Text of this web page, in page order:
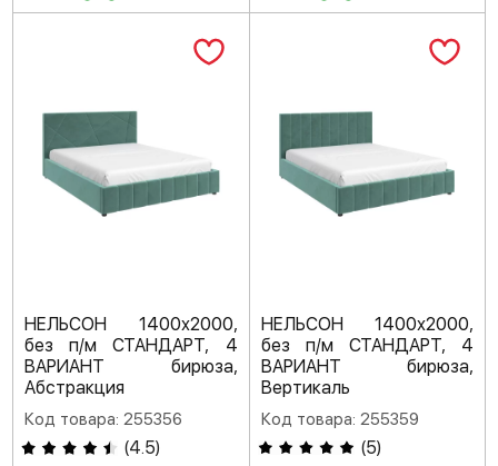
НЕЛЬСОН 1400х2000,
без п/м СТАНДАРТ, 4
ВАРИАНТ бирюза,
Абстракция
Код товара: 255356
(4.5)
НЕЛЬСОН 1400х2000,
без п/м СТАНДАРТ, 4
ВАРИАНТ бирюза,
Вертикаль
Код товара: 255359
(5)